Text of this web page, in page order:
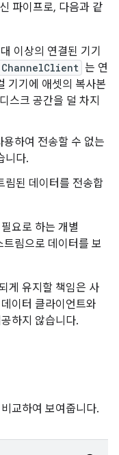
파이프로, 다음과 같
이상의 연결된 기기
ChannelClient 는 연
기기에 애셋의 복사본
스크 공간을 덜 차지
용하여 전송할 수 없는
니다.
림된 데이터를 전송합
요로 하는 개별
림으로 데이터를 보
게 유지할 책임은 사
이터 클라이언트와
하지 않습니다.
교하여 보여줍니다.